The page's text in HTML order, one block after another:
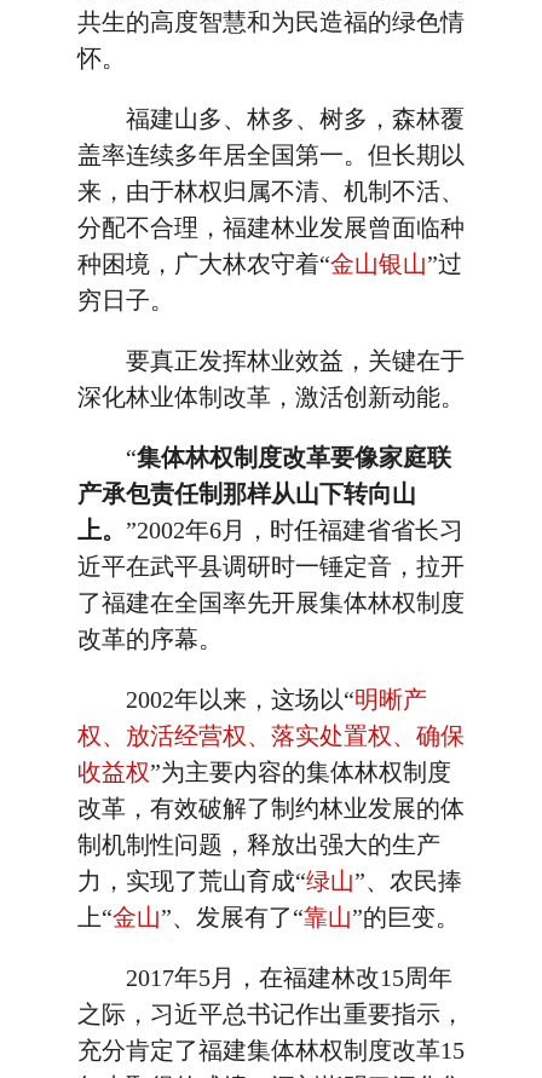
共生的高度智慧和为民造福的绿色情
怀。
福建山多、林多、树多，森林覆
盖率连续多年居全国第一。但长期以
来，由于林权归属不清、机制不活、
分配不合理，福建林业发展曾面临种
种困境，广大林农守着“金山银山”过
穷日子。
要真正发挥林业效益，关键在于
深化林业体制改革，激活创新动能。
“集体林权制度改革要像家庭联
产承包责任制那样从山下转向山
上。 ”2002年6月，时任福建省省长习
近平在武平县调研时一锤定音，拉开
了福建在全国率先开展集体林权制度
改革的序幕。
2002年以来，这场以“明晰产
权、放活经营权、落实处置权、确保
收益权”为主要内容的集体林权制度
改革，有效破解了制约林业发展的体
制机制性问题，释放出强大的生产
力，实现了荒山育成“绿山”、农民捧
上“金山”、发展有了“靠山”的巨变。
2017年5月，在福建林改15周年
之际，习近平总书记作出重要指示，
充分肯定了福建集体林权制度改革15